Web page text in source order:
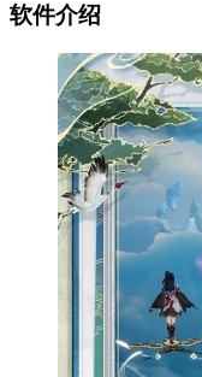
软件介绍